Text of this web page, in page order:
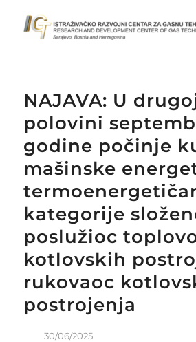
NAJAVA: U
polovini
godine počinje
mašinske
kategorije
poslužioc
kotlovskih
rukovaoc
postrojenja
30/06/2025